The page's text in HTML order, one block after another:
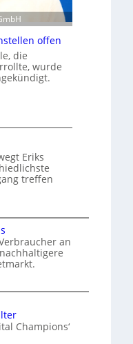
offen
die
wurde
Eriks
treffen
an
Champions‘